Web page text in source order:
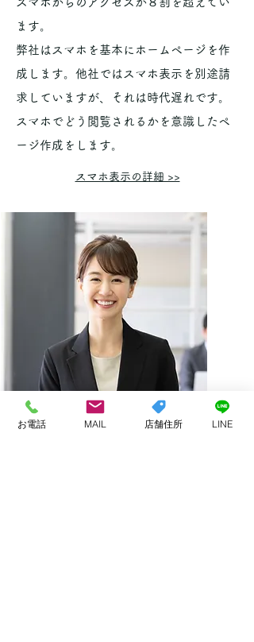
ます。
弊社はスマホを基本にホームページを作
成します。他社ではスマホ表示を別途請
求していますが、それは時代遅れです。
スマホでどう閲覧されるかを意識したペ
ージ作成をします。
​スマホ表示の詳細 >>
お電話 MAIL 店舗住所 LINE